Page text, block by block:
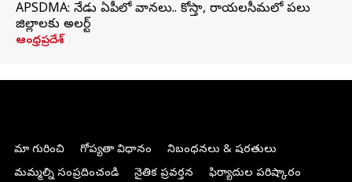
APSDMA: నేడు ఏపీలో వానలు.. కోస్తా, రాయలసీమలో పలు
జిల్లాలకు అలర్ట్
ఆంధ్రప్రదేశ్
మా గురించి గోప్యతా విధానం
నిబంధనలు & షరతులు
మమ్మల్ని సంప్రదించండి
నైతిక ప్రవర్తన
ఫిర్యాదుల పరిష్కారం